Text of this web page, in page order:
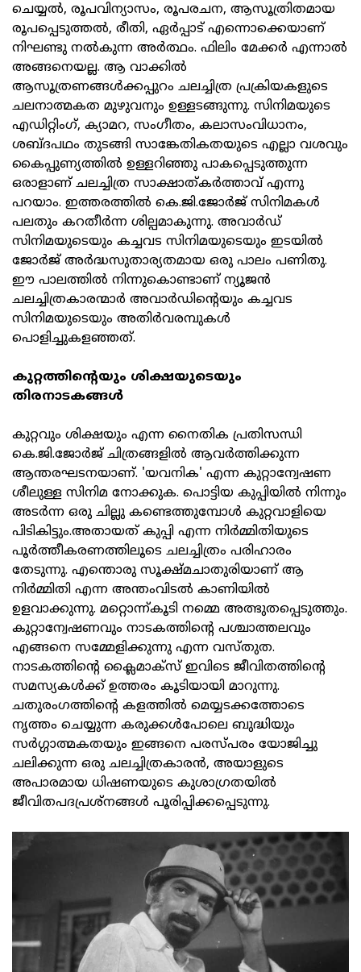
ചെയ്യല്‍, രൂപവിന്യാസം, രൂപരചന, ആസൂത്രിതമായ
രൂപപ്പെടുത്തല്‍, രീതി, ഏര്‍പ്പാട് എന്നൊക്കെയാണ്
നിഘണ്ടു നല്‍കുന്ന അര്‍ത്ഥം. ഫിലിം മേക്കര്‍ എന്നാല്‍
അങ്ങനെയല്ല. ആ വാക്കില്‍
ആസൂത്രണങ്ങള്‍ക്കപ്പുറം ചലച്ചിത്ര പ്രക്രിയകളുടെ
ചലനാത്മകത മുഴുവനും ഉള്ളടങ്ങുന്നു. സിനിമയുടെ
എഡിറ്റിംഗ്, ക്യാമറ, സംഗീതം, കലാസംവിധാനം,
ശബ്ദപഥം തുടങ്ങി സാങ്കേതികതയുടെ എല്ലാ വശവും
കൈപ്പുണ്യത്തില്‍ ഉള്ളറിഞ്ഞു പാകപ്പെടുത്തുന്ന
ഒരാളാണ് ചലച്ചിത്ര സാക്ഷാത്കര്‍ത്താവ് എന്നു
പറയാം. ഇത്തരത്തില്‍ കെ.ജി.ജോര്‍ജ് സിനിമകള്‍
പലതും കറതീര്‍ന്ന ശില്പമാകുന്നു. അവാര്‍ഡ്
സിനിമയുടെയും കച്ചവട സിനിമയുടെയും ഇടയില്‍
ജോര്‍ജ് അര്‍ദ്ധസുതാര്യതമായ ഒരു പാലം പണിതു.
ഈ പാലത്തില്‍ നിന്നുകൊണ്ടാണ് ന്യൂജന്‍
ചലച്ചിത്രകാരന്മാര്‍ അവാര്‍ഡിന്റെയും കച്ചവട
സിനിമയുടെയും അതിര്‍വരമ്പുകള്‍
പൊളിച്ചുകളഞ്ഞത്.
കുറ്റത്തിന്റെയും ശിക്ഷയുടെയും
തിരനാടകങ്ങള്‍
കുറ്റവും ശിക്ഷയും എന്ന നൈതിക പ്രതിസന്ധി
കെ.ജി.ജോര്‍ജ് ചിത്രങ്ങളില്‍ ആവര്‍ത്തിക്കുന്ന
ആന്തരഘടനയാണ്. 'യവനിക' എന്ന കുറ്റാന്വേഷണ
ശീലുള്ള സിനിമ നോക്കുക. പൊട്ടിയ കുപ്പിയില്‍ നിന്നും
അടര്‍ന്ന ഒരു ചില്ലു കണ്ടെത്തുമ്പോള്‍ കുറ്റവാളിയെ
പിടികിട്ടും.അതായത് കുപ്പി എന്ന നിര്‍മ്മിതിയുടെ
പൂര്‍ത്തീകരണത്തിലൂടെ ചലച്ചിത്രം പരിഹാരം
തേടുന്നു. എന്തൊരു സൂക്ഷ്മചാതുരിയാണ് ആ
നിര്‍മ്മിതി എന്ന അന്തംവിടല്‍ കാണിയില്‍
ഉളവാക്കുന്നു. മറ്റൊന്ന്കൂടി നമ്മെ അത്ഭുതപ്പെടുത്തും.
കുറ്റാന്വേഷണവും നാടകത്തിന്റെ പശ്ചാത്തലവും
എങ്ങനെ സമ്മേളിക്കുന്നു എന്ന വസ്തുത.
നാടകത്തിന്റെ ക്ലൈമാക്‌സ് ഇവിടെ ജീവിതത്തിന്റെ
സമസ്യകള്‍ക്ക് ഉത്തരം കൂടിയായി മാറുന്നു.
ചതുരംഗത്തിന്റെ കളത്തില്‍ മെയ്യടക്കത്തോടെ
നൃത്തം ചെയ്യുന്ന കരുക്കള്‍പോലെ ബുദ്ധിയും
സര്‍ഗ്ഗാത്മകതയും ഇങ്ങനെ പരസ്പരം യോജിച്ചു
ചലിക്കുന്ന ഒരു ചലച്ചിത്രകാരന്‍, അയാളുടെ
അപാരമായ ധിഷണയുടെ കുശാഗ്രതയില്‍
ജീവിതപദപ്രശ്‌നങ്ങള്‍ പൂരിപ്പിക്കപ്പെടുന്നു.